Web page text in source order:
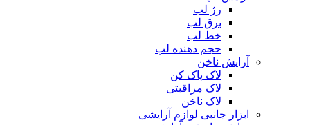
رژ لب
برق لب
خط لب
حجم دهنده لب
آرایش ناخن
لاک پاک کن
لاک مراقبتی
لاک ناخن
ابزار جانبی لوازم آرایشی